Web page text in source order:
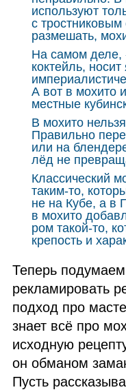
используют
с
размешать,
На самом деле,
коктейль,
А вот в мохито
местные
В мохито
Правильно
или на
лёд не
Классический
таким‑то,
не на Кубе, а в
в мохито
ром такой‑то,
крепость и
Теперь
рекламировать
подход про
знает всё про
исходную
он обманом
Пусть